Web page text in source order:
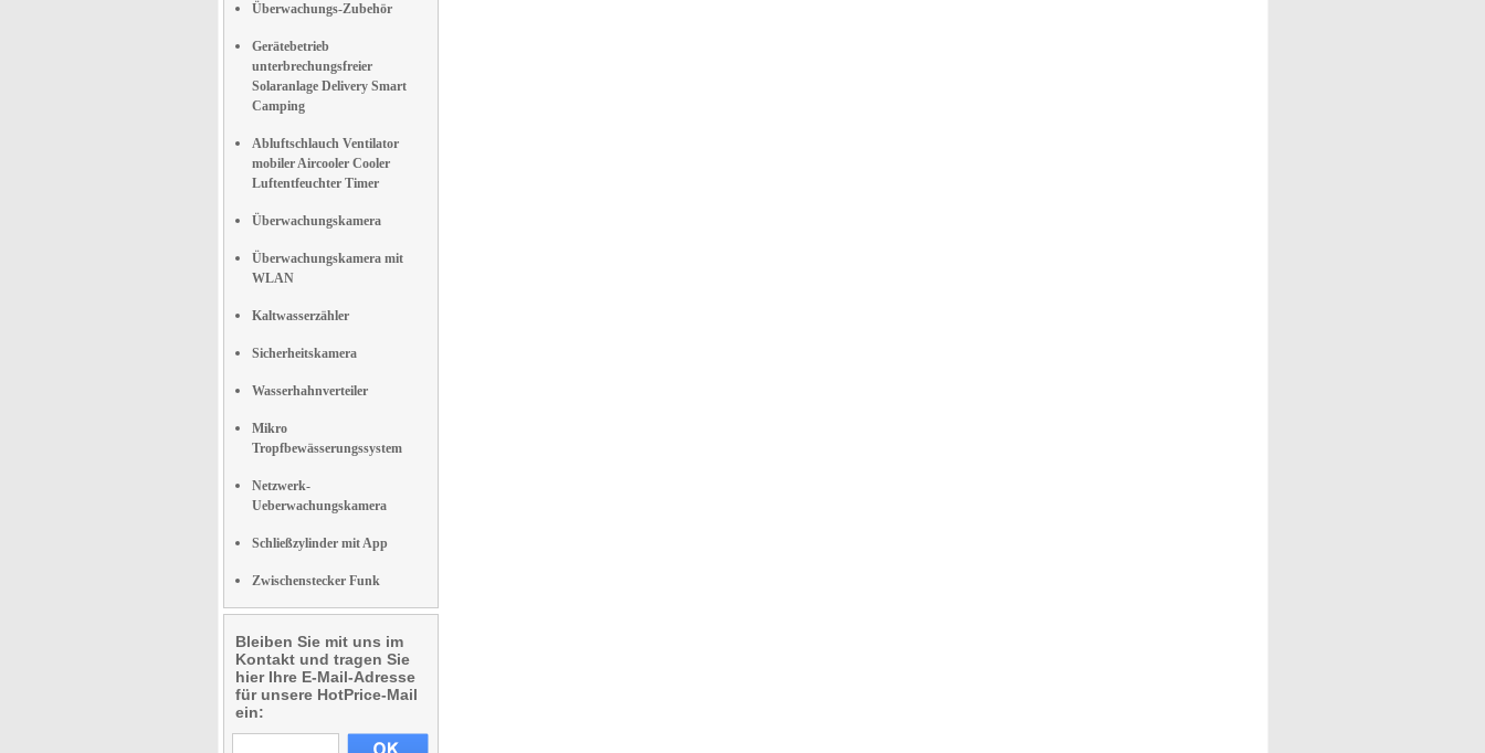
Überwachungs-Zubehör
Gerätebetrieb
unterbrechungsfreier
Solaranlage Delivery Smart
Camping
Abluftschlauch Ventilator
mobiler Aircooler Cooler
Luftentfeuchter Timer
Überwachungskamera
Überwachungskamera mit
WLAN
Kaltwasserzähler
Sicherheitskamera
Wasserhahnverteiler
Mikro
Tropfbewässerungssystem
Netzwerk-
Ueberwachungskamera
Schließzylinder mit App
Zwischenstecker Funk
Bleiben Sie mit uns im
Kontakt und tragen Sie
hier Ihre E-Mail-Adresse
für unsere HotPrice-Mail
ein: